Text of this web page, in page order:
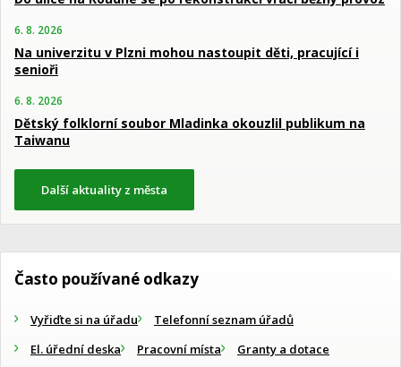
6. 8. 2026
Na univerzitu v Plzni mohou nastoupit děti, pracující i
senioři
6. 8. 2026
Dětský folklorní soubor Mladinka okouzlil publikum na
Taiwanu
Další aktuality z města
Často používané odkazy
Vyřiďte si na úřadu
Telefonní seznam úřadů
El. úřední deska
Pracovní místa
Granty a dotace